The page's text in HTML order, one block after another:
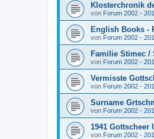
Klosterchronik
von Forum 2002 -
English Books -
von Forum 2002 -
Familie Stimec /
von Forum 2002 -
Vermisste
von Forum 2002 -
Surname
von Forum 2002 -
1941
von Forum 2002 -